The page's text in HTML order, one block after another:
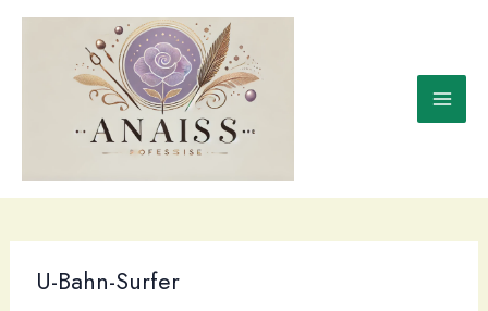
Zum
U-Bahn-Surfer